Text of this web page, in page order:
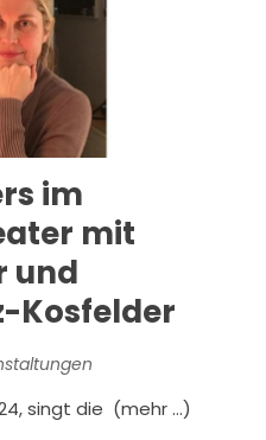
im
mit
und
Kosfelder
singt die (mehr …)